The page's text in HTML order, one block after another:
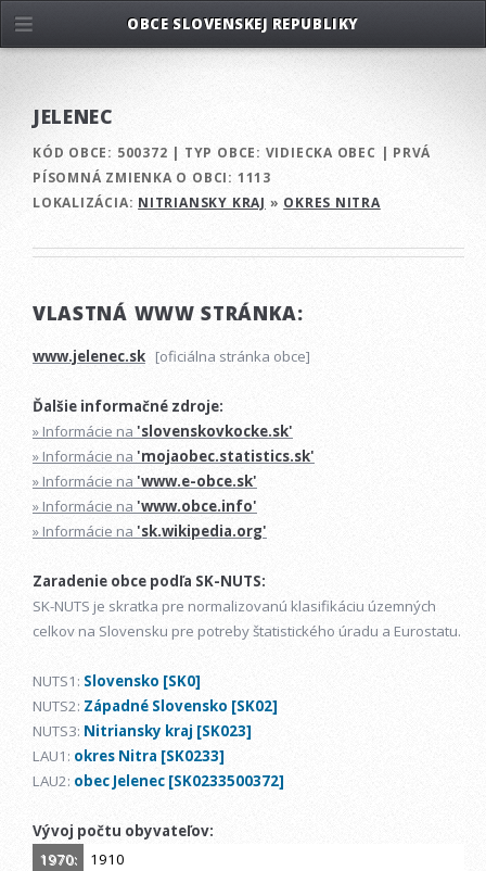
JELENEC
KÓD OBCE: 500372 | TYP OBCE: VIDIECKA OBEC | PRVÁ
PÍSOMNÁ ZMIENKA O OBCI: 1113
LOKALIZÁCIA: NITRIANSKY KRAJ » OKRES NITRA
VLASTNÁ WWW STRÁNKA:
www.jelenec.sk [oficiálna stránka obce]
Ďalšie informačné zdroje:
» Informácie na 'slovenskovkocke.sk'
» Informácie na 'mojaobec.statistics.sk'
» Informácie na 'www.e-obce.sk'
» Informácie na 'www.obce.info'
» Informácie na 'sk.wikipedia.org'
Zaradenie obce podľa SK-NUTS:
SK-NUTS je skratka pre normalizovanú klasifikáciu územných
celkov na Slovensku pre potreby štatistického úradu a Eurostatu.
NUTS1: Slovensko [SK0]
NUTS2: Západné Slovensko [SK02]
NUTS3: Nitriansky kraj [SK023]
LAU1: okres Nitra [SK0233]
LAU2: obec Jelenec [SK0233500372]
Vývoj počtu obyvateľov:
1970:
1910
OBCE SLOVENSKEJ REPUBLIKY